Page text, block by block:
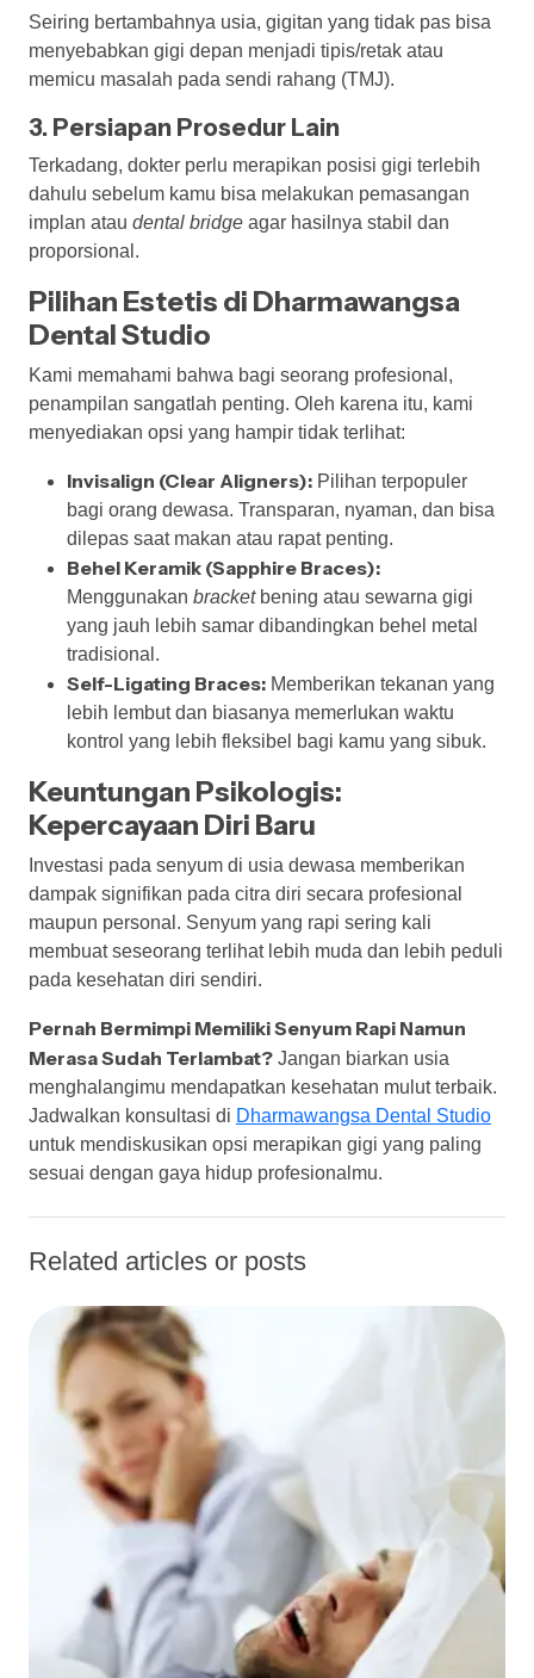
Seiring bertambahnya usia, gigitan yang tidak pas bisa
menyebabkan gigi depan menjadi tipis/retak atau
memicu masalah pada sendi rahang (TMJ).
3. Persiapan Prosedur Lain
Terkadang, dokter perlu merapikan posisi gigi terlebih
dahulu sebelum kamu bisa melakukan pemasangan
implan atau dental bridge agar hasilnya stabil dan
proporsional.
Pilihan Estetis di Dharmawangsa
Dental Studio
Kami memahami bahwa bagi seorang profesional,
penampilan sangatlah penting. Oleh karena itu, kami
menyediakan opsi yang hampir tidak terlihat:
Invisalign (Clear Aligners): Pilihan terpopuler
bagi orang dewasa. Transparan, nyaman, dan bisa
dilepas saat makan atau rapat penting.
Behel Keramik (Sapphire Braces):
Menggunakan bracketbening atau sewarna gigi
yang jauh lebih samar dibandingkan behel metal
tradisional.
Self-Ligating Braces: Memberikan tekanan yang
lebih lembut dan biasanya memerlukan waktu
kontrol yang lebih fleksibel bagi kamu yang sibuk.
Keuntungan Psikologis:
Kepercayaan Diri Baru
Investasi pada senyum di usia dewasa memberikan
dampak signifikan pada citra diri secara profesional
maupun personal. Senyum yang rapi sering kali
membuat seseorang terlihat lebih muda dan lebih peduli
pada kesehatan diri sendiri.
Pernah Bermimpi Memiliki Senyum Rapi Namun
Merasa Sudah Terlambat? Jangan biarkan usia
menghalangimu mendapatkan kesehatan mulut terbaik.
Jadwalkan konsultasi di Dharmawangsa Dental Studio
untuk mendiskusikan opsi merapikan gigi yang paling
sesuai dengan gaya hidup profesionalmu.
Related articles or posts